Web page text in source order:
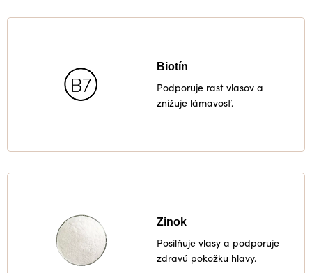
Biotín
Podporuje rast vlasov a
znižuje lámavosť.
Zinok
Posilňuje vlasy a podporuje
zdravú pokožku hlavy.